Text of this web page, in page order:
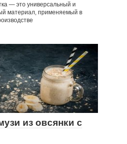
— это универсальный и
материал, применяемый в
из овсянки с